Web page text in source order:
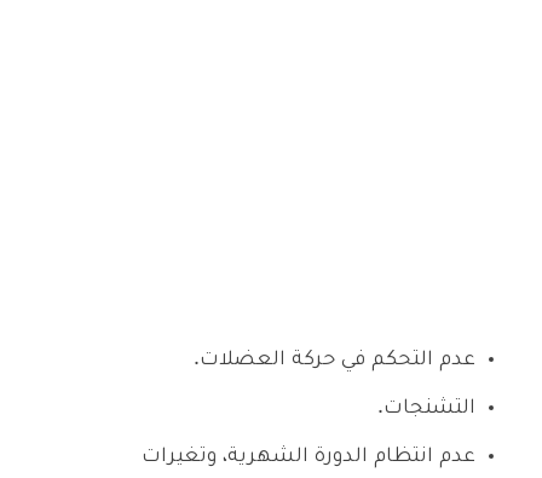
عدم التحكم في حركة العضلات.
التشنجات.
عدم انتظام الدورة الشهرية، وتغيرات